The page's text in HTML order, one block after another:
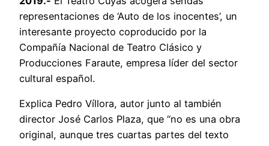
representaciones de ‘Auto de los inocentes’, un
interesante proyecto coproducido por la
Compañía Nacional de Teatro Clásico y
Producciones Faraute, empresa líder del sector
cultural español.
Explica Pedro Víllora, autor junto al también
director José Carlos Plaza, que “no es una obra
original, aunque tres cuartas partes del texto